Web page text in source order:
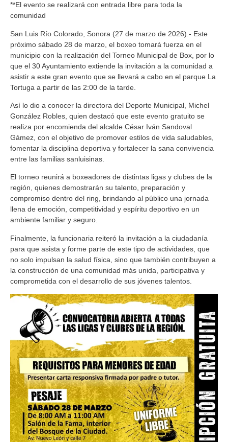
**El evento se realizará con entrada libre para toda la
comunidad
San Luis Río Colorado, Sonora (27 de marzo de 2026).- Este
próximo sábado 28 de marzo, el boxeo tomará fuerza en el
municipio con la realización del Torneo Municipal de Box, por lo
que el 30 Ayuntamiento extiende la invitación a la comunidad a
asistir a este gran evento que se llevará a cabo en el parque La
Tortuga a partir de las 2:00 de la tarde.
Así lo dio a conocer la directora del Deporte Municipal, Michel
González Robles, quien destacó que este evento gratuito se
realiza por encomienda del alcalde César Iván Sandoval
Gámez, con el objetivo de promover estilos de vida saludables,
fomentar la disciplina deportiva y fortalecer la sana convivencia
entre las familias sanluisinas.
El torneo reunirá a boxeadores de distintas ligas y clubes de la
región, quienes demostrarán su talento, preparación y
compromiso dentro del ring, brindando al público una jornada
llena de emoción, competitividad y espíritu deportivo en un
ambiente familiar y seguro.
Finalmente, la funcionaria reiteró la invitación a la ciudadanía
para que asista y forme parte de este tipo de actividades, que
no solo impulsan la salud física, sino que también contribuyen a
la construcción de una comunidad más unida, participativa y
comprometida con el desarrollo de sus jóvenes talentos.